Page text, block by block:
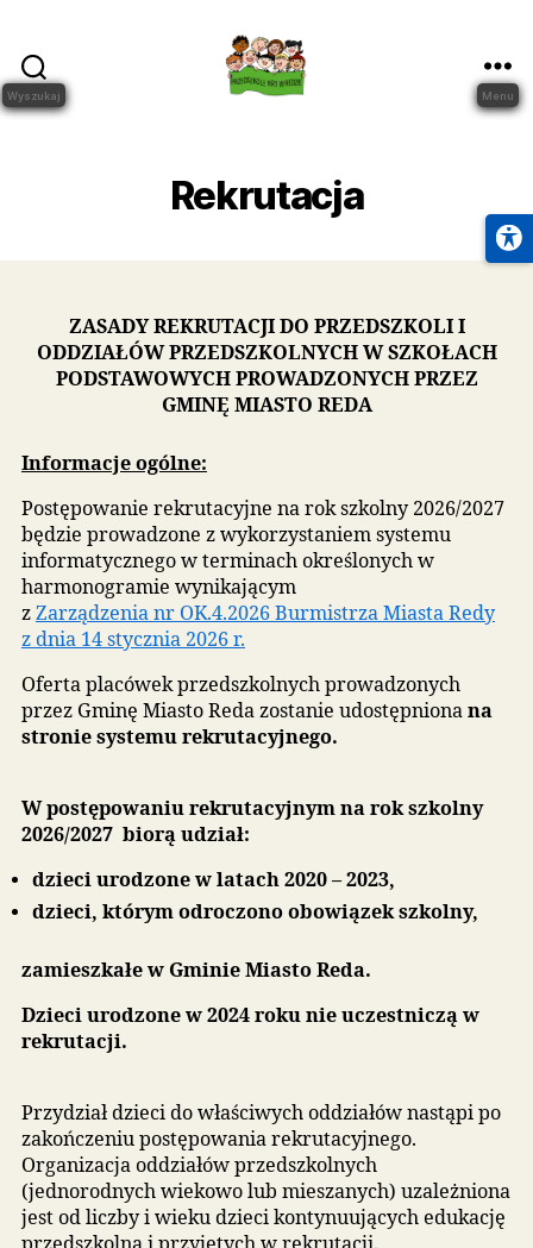
Wyszukaj
w
Rekrutacja
ZASADY REKRUTACJI DO PRZEDSZKOLI I
ODDZIAŁÓW PRZEDSZKOLNYCH W
PODSTAWOWYCH PROWADZONYCH PRZEZ
Informacje ogólne:
Postępowanie rekrutacyjne na rok szkolny 2026/
będzie prowadzone z wykorzystaniem systemu
informatycznego w terminach określonych w
harmonogramie wynikającym
zZarządzenia nr OK.4.2026 Burmistrza Miasta
z dnia 14 stycznia 2026 r.
stronie systemu rekrutacyjnego.
W postępowaniu rekrutacyjnym na rok
2026/2027 biorą udział:
dzieci urodzone w latach 2020 – 2023,
dzieci, którym odroczono obowiązek szkolny,
Dzieci urodzone w 2024 roku nie uczestniczą w
rekrutacji.
Przydział dzieci do właściwych oddziałów nastąpi